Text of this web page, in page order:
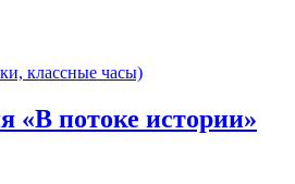
классные часы)
«В потоке истории»